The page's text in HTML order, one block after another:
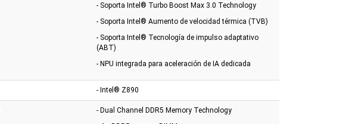
- Soporta Intel® Turbo Boost Max 3.0 Technology
- Soporta Intel® Aumento de velocidad térmica (TVB)
- Soporta Intel® Tecnología de impulso adaptativo
(ABT)
- NPU integrada para aceleración de IA dedicada
- Intel® Z890
- Dual Channel DDR5 Memory Technology